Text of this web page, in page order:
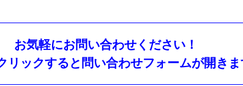
お気軽にお問い合わせください！
リックすると問い合わせフォームが開き